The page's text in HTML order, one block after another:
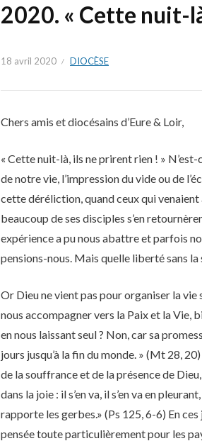
2020. « Cette nuit-
18 avril 2020 DIOCÈSE
Chers amis et diocésains d’Eure & Loir,
« Cette nuit-là, ils ne prirent rien ! »
de notre vie, l’impression du vide ou de
cette déréliction, quand ceux qui
beaucoup de ses disciples s’en
expérience a pu nous abattre et parfois
pensions-nous. Mais quelle liberté sans la
Or Dieu ne vient pas pour organiser la
nous accompagner vers la Paix et la Vie,
en nous laissant seul ? Non, car sa
jours jusqu’à la fin du monde. » (Mt 28,
de la souffrance et de la présence de
dans la joie : il s’en va, il s’en va en
rapporte les gerbes.» (Ps 125, 6-6) En ces
pensée toute particulièrement pour les